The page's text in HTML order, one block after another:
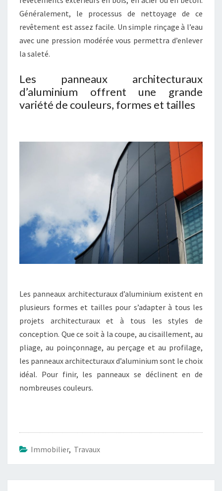
Généralement, le processus de nettoyage de ce
revêtement est assez facile. Un simple rinçage à l’eau
avec une pression modérée vous permettra d’enlever
la saleté.
Les panneaux architecturaux
d’aluminium offrent une grande
variété de couleurs, formes et tailles
Les panneaux architecturaux d’aluminium existent en
plusieurs formes et tailles pour s’adapter à tous les
projets architecturaux et à tous les styles de
conception. Que ce soit à la coupe, au cisaillement, au
pliage, au poinçonnage, au perçage et au profilage,
les panneaux architecturaux d’aluminium sont le choix
idéal. Pour finir, les panneaux se déclinent en de
nombreuses couleurs.
Immobilier, Travaux